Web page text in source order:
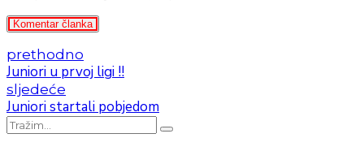
Komentar članka
prethodno
Juniori u prvoj ligi !!
sljedeće
Juniori startali pobjedom